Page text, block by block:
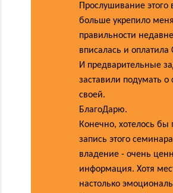
Прослушивание
больше укрепило
правильности
вписалась и
И предварительные
заставили подумать
своей.
БлагоДарю.
Конечно, хотелось бы
запись этого
владение - очень
информация. Хотя
настолько